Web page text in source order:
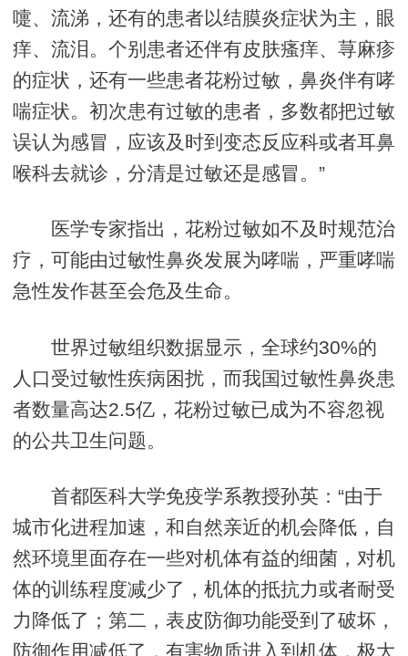
嚏、流涕，还有的患者以结膜炎症状为主，眼
痒、流泪。个别患者还伴有皮肤瘙痒、荨麻疹
的症状，还有一些患者花粉过敏，鼻炎伴有哮
喘症状。初次患有过敏的患者，多数都把过敏
误认为感冒，应该及时到变态反应科或者耳鼻
喉科去就诊，分清是过敏还是感冒。”
医学专家指出，花粉过敏如不及时规范治
疗，可能由过敏性鼻炎发展为哮喘，严重哮喘
急性发作甚至会危及生命。
世界过敏组织数据显示，全球约30%的
人口受过敏性疾病困扰，而我国过敏性鼻炎患
者数量高达2.5亿，花粉过敏已成为不容忽视
的公共卫生问题。
首都医科大学免疫学系教授孙英：“由于
城市化进程加速，和自然亲近的机会降低，自
然环境里面存在一些对机体有益的细菌，对机
体的训练程度减少了，机体的抵抗力或者耐受
力降低了；第二，表皮防御功能受到了破坏，
防御作用减低了，有害物质进入到机体，极大